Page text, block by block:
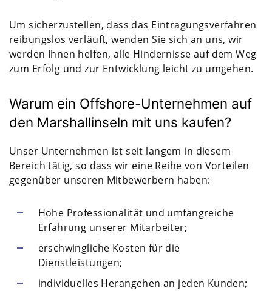
Um sicherzustellen, dass das Eintragungsverfahren
reibungslos verläuft, wenden Sie sich an uns, wir
werden Ihnen helfen, alle Hindernisse auf dem Weg
zum Erfolg und zur Entwicklung leicht zu umgehen.
Warum ein Offshore-Unternehmen auf
den Marshallinseln mit uns kaufen?
Unser Unternehmen ist seit langem in diesem
Bereich tätig, so dass wir eine Reihe von Vorteilen
gegenüber unseren Mitbewerbern haben:
Hohe Professionalität und umfangreiche
Erfahrung unserer Mitarbeiter;
erschwingliche Kosten für die
Dienstleistungen;
individuelles Herangehen an jeden Kunden;